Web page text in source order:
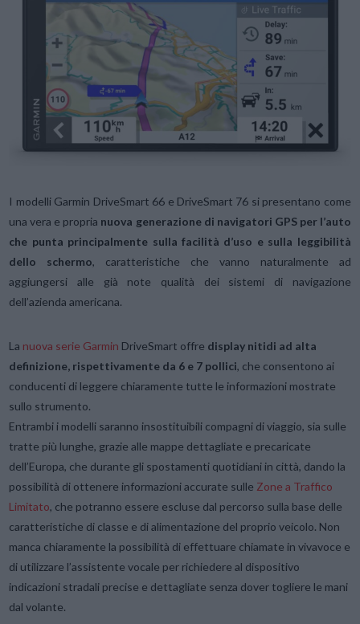
I modelli Garmin DriveSmart 66 e DriveSmart 76 si presentano come
una vera e propria nuova generazione di navigatori GPS per l’auto
che punta principalmente sulla facilità d’uso e sulla leggibilità
dello schermo, caratteristiche che vanno naturalmente ad
aggiungersi alle già note qualità dei sistemi di navigazione
dell’azienda americana.
La nuova serie Garmin DriveSmart offre display nitidi ad alta
definizione, rispettivamente da 6 e 7 pollici, che consentono ai
conducenti di leggere chiaramente tutte le informazioni mostrate
sullo strumento.
Entrambi i modelli saranno insostituibili compagni di viaggio, sia sulle
tratte più lunghe, grazie alle mappe dettagliate e precaricate
dell’Europa, che durante gli spostamenti quotidiani in città, dando la
possibilità di ottenere informazioni accurate sulle Zone a Traffico
Limitato, che potranno essere escluse dal percorso sulla base delle
caratteristiche di classe e di alimentazione del proprio veicolo. Non
manca chiaramente la possibilità di effettuare chiamate in vivavoce e
di utilizzare l’assistente vocale per richiedere al dispositivo
indicazioni stradali precise e dettagliate senza dover togliere le mani
dal volante.